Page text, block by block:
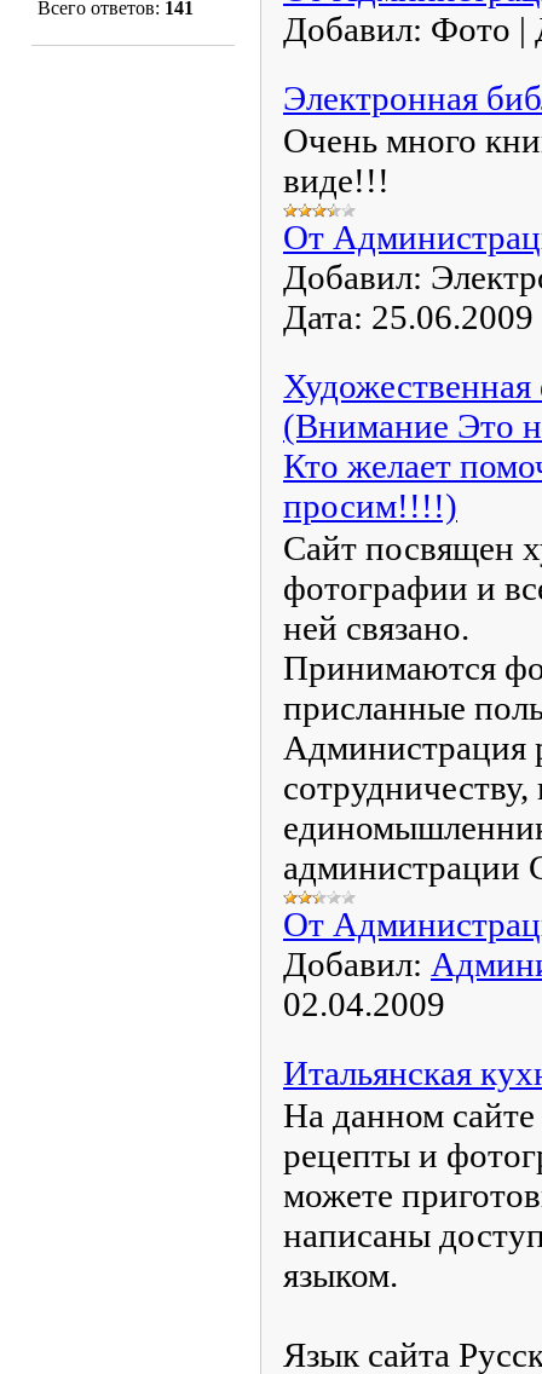
Всего ответов: 141
Добавил: Фото |
Электронная
Очень много
виде!!!
От
Добавил:
Дата: 25.06.2009
(Внимание Это
Кто желает
просим!!!!)
Сайт посвящен
фотографии и
ней связано.
Принимаются
присланные
Администрация
администрации
От
Добавил:
02.04.2009
Итальянская
На данном
рецепты и
можете
написаны
языком.
Язык сайта